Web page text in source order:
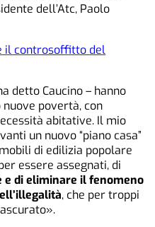
dell’Atc, Paolo
il controsoffitto del
detto Caucino – hanno
povertà, con
abitative. Il mio
un nuovo “piano casa”
di edilizia popolare
essere assegnati, di
di eliminare il fenomeno
, che per troppi